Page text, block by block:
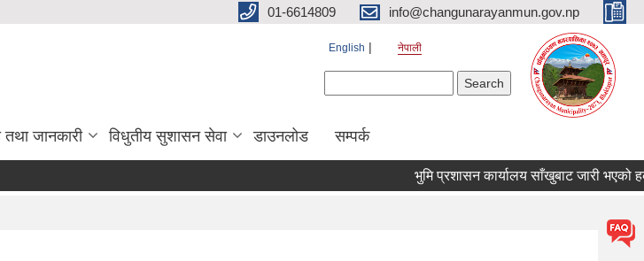
01-6614809 info@changunarayanmun.gov.np
English नेपाली
जानकारी विधुतीय सुशासन सेवा डाउनलोड सम्पर्क
भुमि प्रशासन कार्यालय साँखुबाट जारी भएको